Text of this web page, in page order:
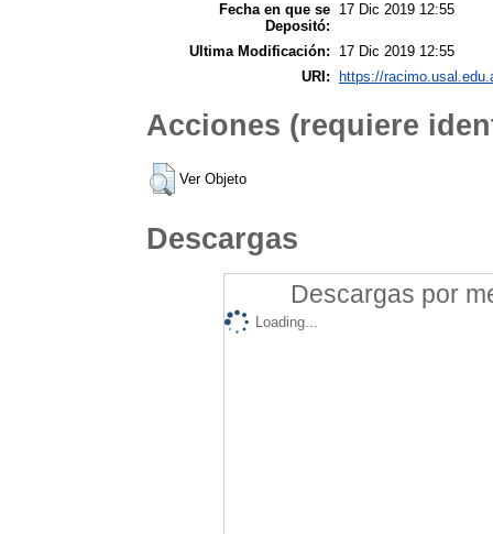
Fecha en que se
Depositó:
17 Dic 2019 12:55
Ultima Modificación:
17 Dic 2019 12:55
URI:
https://
Acciones (requiere
Ver Objeto
Descargas
Descargas por
Loading...